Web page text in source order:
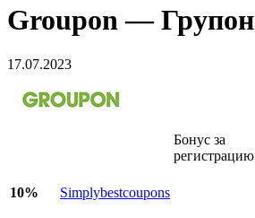
Groupon — Групон
17.07.2023
Бонус за
регистрацию
10%
Simplybestcoupons